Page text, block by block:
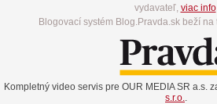
vydavateľ, viac info.
Blogovací systém Blog.Pravda.sk beží
Kompletný video servis pre OUR MEDIA SR a.s.
s.r.o..